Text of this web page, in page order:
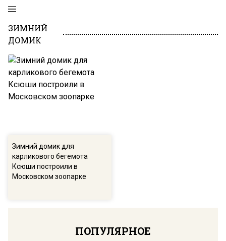
ЗИМНИЙ
ДОМИК
Зимний домик для
карликового бегемота
Ксюши построили в
Московском зоопарке
ПОПУЛЯРНОЕ